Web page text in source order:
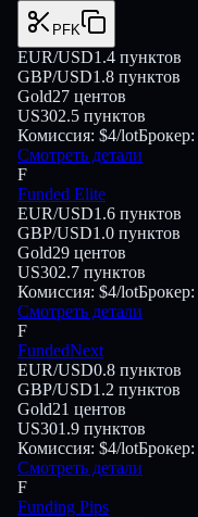
PFK
EUR/USD1.4 пунктов
GBP/USD1.8 пунктов
Gold27 центов
US302.5 пунктов
Комиссия: $4/lotБрокер:
Смотреть детали
F
Funded Elite
EUR/USD1.6 пунктов
GBP/USD1.0 пунктов
Gold29 центов
US302.7 пунктов
Комиссия: $4/lotБрокер:
Смотреть детали
F
FundedNext
EUR/USD0.8 пунктов
GBP/USD1.2 пунктов
Gold21 центов
US301.9 пунктов
Комиссия: $4/lotБрокер:
Смотреть детали
F
Funding Pips